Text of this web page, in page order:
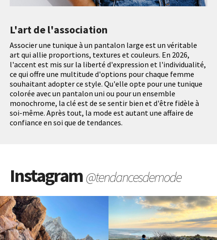
L'art de l'association
Associer une tunique à un pantalon large est un véritable
art qui allie proportions, textures et couleurs. En 2026,
l'accent est mis sur la liberté d'expression et l'individualité,
ce qui offre une multitude d'options pour chaque femme
souhaitant adopter ce style. Qu'elle opte pour une tunique
colorée avec un pantalon uni ou pour un ensemble
monochrome, la clé est de se sentir bien et d'être fidèle à
soi-même. Après tout, la mode est autant une affaire de
confiance en soi que de tendances.
Instagram@tendancesdemode